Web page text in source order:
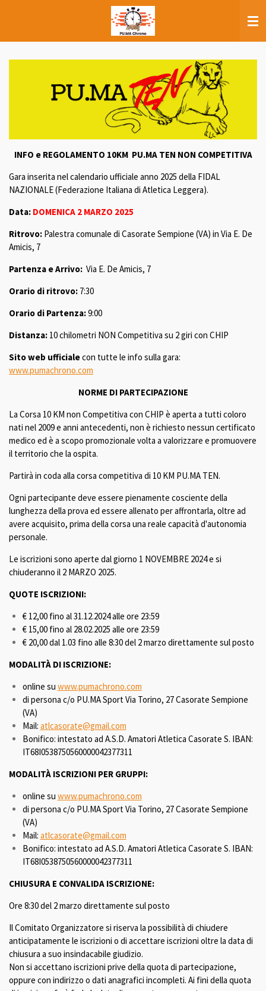
INFO e REGOLAMENTO 10KM PU.MA TEN NON COMPETITIVA
Gara inserita nel calendario ufficiale anno 2025 della FIDAL
NAZIONALE (Federazione Italiana di Atletica Leggera).
Data: DOMENICA 2 MARZO 2025
Ritrovo: Palestra comunale di Casorate Sempione (VA) in Via E. De
Amicis, 7
Partenza e Arrivo: Via E. De Amicis, 7
Orario di ritrovo: 7:30
Orario di Partenza:9:00
Distanza: 10 chilometri NON Competitiva su 2 giri con CHIP
Sito web ufficialecon tutte le info sulla gara:
www.pumachrono.com
NORME DI PARTECIPAZIONE
La Corsa 10 KM non Competitiva con CHIP è aperta a tutti coloro
nati nel 2009 e anni antecedenti, non è richiesto nessun certificato
medico ed è a scopo promozionale volta a valorizzare e promuovere
il territorio che la ospita.
Partirà in coda alla corsa competitiva di 10 KM PU.MA TEN.
Ogni partecipante deve essere pienamente cosciente della
lunghezza della prova ed essere allenato per affrontarla, oltre ad
avere acquisito, prima della corsa una reale capacità d'autonomia
personale.
Le iscrizioni sono aperte dal giorno 1 NOVEMBRE 2024 e si
chiuderanno il 2 MARZO 2025.
QUOTE ISCRIZIONI:
€ 12,00 fino al 31.12.2024 alle ore 23:59
€ 15,00 fino al 28.02.2025 alle ore 23:59
€ 20,00 dal 1.03 fino alle 8:30 del 2 marzo direttamente sul posto
MODALITÀ DI ISCRIZIONE:
online su www.pumachrono.com
di persona c/o PU.MA Sport Via Torino, 27 Casorate Sempione
(VA)
Mail: atlcasorate@gmail.com
Bonifico: intestato ad A.S.D. Amatori Atletica Casorate S. IBAN:
IT68I0538750560000042377311
MODALITÀ ISCRIZIONI PER GRUPPI:
online su www.pumachrono.com
di persona c/o PU.MA Sport Via Torino, 27 Casorate Sempione
(VA)
Mail: atlcasorate@gmail.com
Bonifico: intestato ad A.S.D. Amatori Atletica Casorate S. IBAN:
IT68I0538750560000042377311
CHIUSURA E CONVALIDA ISCRIZIONE:
Ore 8:30 del 2 marzo direttamente sul posto
Il Comitato Organizzatore si riserva la possibilità di chiudere
anticipatamente le iscrizioni o di accettare iscrizioni oltre la data di
chiusura a suo insindacabile giudizio.
Non si accettano iscrizioni prive della quota di partecipazione,
oppure con indirizzo o dati anagrafici incompleti. Ai fini della quota